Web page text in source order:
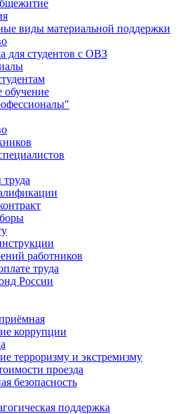
виды материальной поддержки
для студентов с ОВЗ
обучение
работников
труда
России
коррупции
терроризму и экстремизму
проезда
безопасность
поддержка